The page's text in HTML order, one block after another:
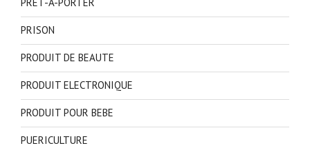
PRISON
PRODUIT DE BEAUTE
PRODUIT ELECTRONIQUE
PRODUIT POUR BEBE
PUERICULTURE